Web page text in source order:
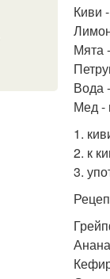
Киви
Мята
Вода
Мед -
1.
2. к
3.